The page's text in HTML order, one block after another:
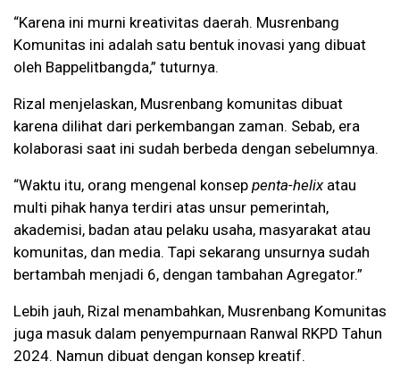
“Karena ini murni kreativitas daerah. Musrenbang
Komunitas ini adalah satu bentuk inovasi yang dibuat
oleh Bappelitbangda,” tuturnya.
Rizal menjelaskan, Musrenbang komunitas dibuat
karena dilihat dari perkembangan zaman. Sebab, era
kolaborasi saat ini sudah berbeda dengan sebelumnya.
“Waktu itu, orang mengenal konsep penta-helixatau
multi pihak hanya terdiri atas unsur pemerintah,
akademisi, badan atau pelaku usaha, masyarakat atau
komunitas, dan media. Tapi sekarang unsurnya sudah
bertambah menjadi 6, dengan tambahan Agregator.”
Lebih jauh, Rizal menambahkan, Musrenbang Komunitas
juga masuk dalam penyempurnaan Ranwal RKPD Tahun
2024. Namun dibuat dengan konsep kreatif.